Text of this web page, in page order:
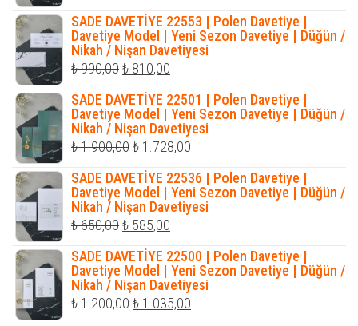
fiyat:
₺ 990,00.fiyat:
₺ 810,00.
SADE DAVETİYE 22553 | Polen Davetiye |
Davetiye Model | Yeni Sezon Davetiye | Düğün /
Nikah / Nişan Davetiyesi
₺990,00Orijinal
fiyat:
₺ 990,00.
₺ 810,00
fiyat:
₺ 810,00.
SADE DAVETİYE 22501 | Polen Davetiye |
Davetiye Model | Yeni Sezon Davetiye | Düğün /
Nikah / Nişan Davetiyesi
₺1.900,00Orijinal
fiyat:
₺ 1.900,00.
₺ 1.728,00
fiyat:
₺ 1.728,00.
SADE DAVETİYE 22536 | Polen Davetiye |
Davetiye Model | Yeni Sezon Davetiye | Düğün /
Nikah / Nişan Davetiyesi
₺650,00Orijinal
fiyat:
₺ 650,00.
₺ 585,00
fiyat:
₺ 585,00.
SADE DAVETİYE 22500 | Polen Davetiye |
Davetiye Model | Yeni Sezon Davetiye | Düğün /
Nikah / Nişan Davetiyesi
₺1.200,00Orijinal
₺ 1.035,00